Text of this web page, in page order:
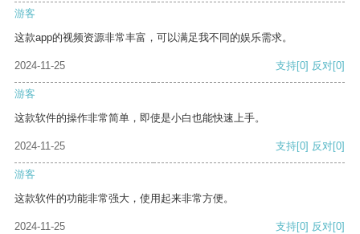
游客
这款app的视频资源非常丰富，可以满足我不同的娱乐需求。
2024-11-25 支持[0] 反对[0]
游客
这款软件的操作非常简单，即使是小白也能快速上手。
2024-11-25 支持[0] 反对[0]
游客
这款软件的功能非常强大，使用起来非常方便。
2024-11-25 支持[0] 反对[0]